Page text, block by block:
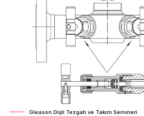
Gleason Dişli Tezgah ve Takım Semineri